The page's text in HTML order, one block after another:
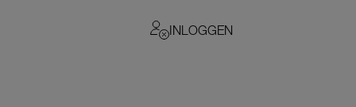
INLOGGEN